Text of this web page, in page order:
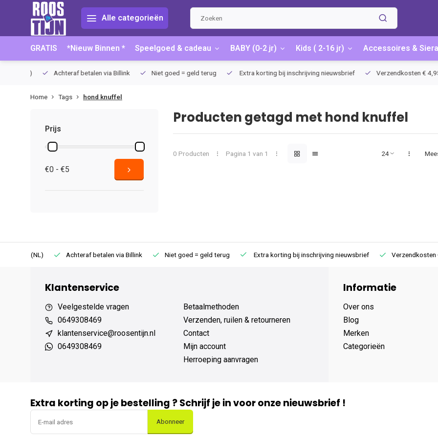
Alle categorieën
GRATIS *Nieuw Binnen * Speelgoed & cadeau BABY (0-2 jr) Kids ( 2-16 jr) Accessoires &
Achteraf betalen via Billink Niet goed = geld terug Extra korting bij inschrijving nieuwsbrief Verzendkosten € 4,95 /
Home Tags hond knuffel
Prijs
€0 - €5
Producten getagd met hond knuffel
0 Producten Pagina 1 van 1
Achteraf betalen via Billink Niet goed = geld terug Extra korting bij inschrijving nieuwsbrief Verzendkosten € 4,95
Klantenservice
Veelgestelde vragen
0649308469
klantenservice@roosentijn.nl
0649308469
Betaalmethoden
Verzenden, ruilen & retourneren
Contact
Mijn account
Herroeping aanvragen
Informatie
Over ons
Blog
Merken
Categorieën
Extra korting op je bestelling ? Schrijf je in voor onze nieuwsbrief !
Abonneer